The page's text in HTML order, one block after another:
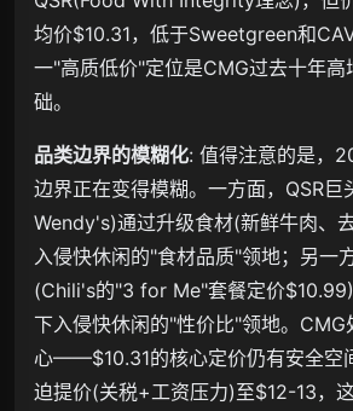
均价$10.31，低于Sweetgreen和
一"高质低价"定位是CMG过去十年高
础。
品类边界的模糊化: 值得注意的是，
边界正在变得模糊。一方面，QSR巨
Wendy's)通过升级食材(新鲜牛肉、
入侵快休闲的"食材品质"领地；另一
(Chili's的"3 for Me"套餐定价
下入侵快休闲的"性价比"领地。CMG
心——$10.31的核心定价仍有安全空
迫提价(关税+工资压力)至$12-13，